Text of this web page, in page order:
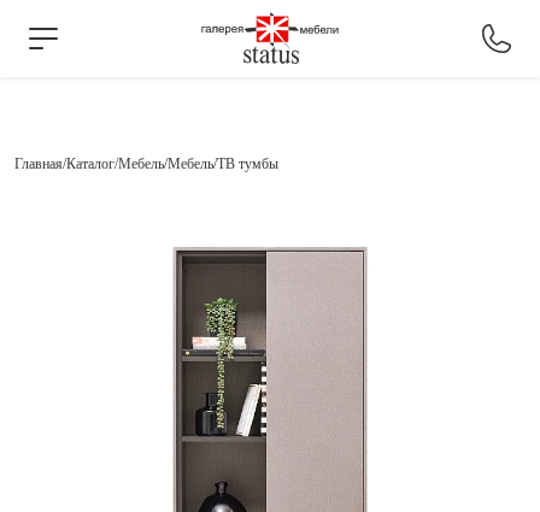
Главная Каталог Мебель Мебель ТВ тумбы